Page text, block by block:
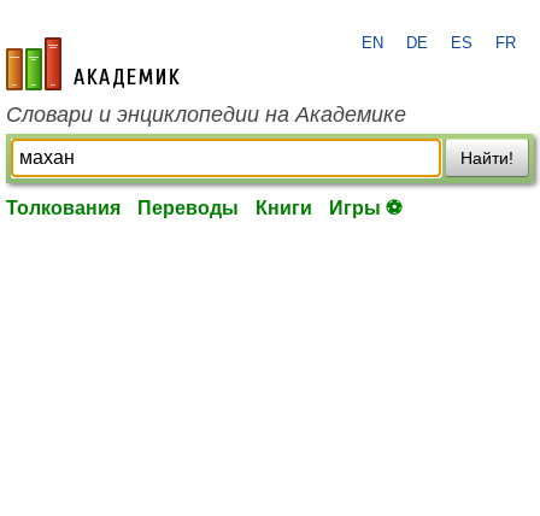
academic.ru
EN DE ES FR
Словари и энциклопедии на Академике
Найти!
Толкования Переводы Книги Игры ⚽